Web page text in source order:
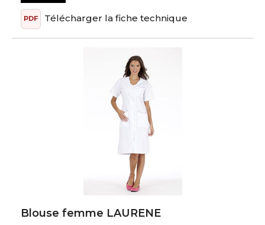
PDF Télécharger la fiche technique
Blouse femme LAURENE